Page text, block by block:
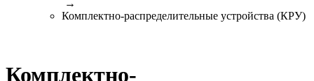
→
Комплектно-распределительные устройства (КРУ)
Комплектно-